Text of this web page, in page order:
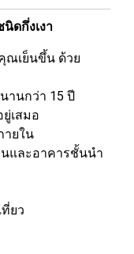
ดกึ่งเงา
ณเย็นขึ้น ด้วย
านกว่า 15 ปี
เสมอ
ายใน
นและอาคารชั้นนำ
ยว